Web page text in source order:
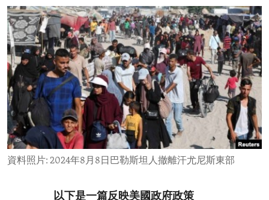
Skip
to
Search
AMERICAS
ASIA
EUROPE
MIDDLE EAST
HUMAN RIGHTS
SECURITY AND DEFENSE
AID AND DEVELOPMENT
DEMOCRACY AND GOVERNANCE
ECONOMY AND TRADE
ENVIRONMENT AND HEALTH
IDEALS AND INSTITUTIONS
ARCHIVE
ABOUT US
FOLLOW US
資料照片: 2024年8月8日巴勒斯坦人撤離汗尤尼斯東部
以下是一篇反映美國政府政策